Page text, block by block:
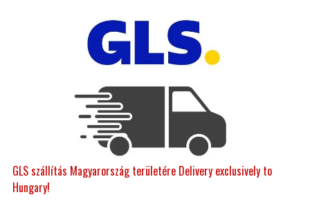
GLS szállítás Magyarország területére Delivery exclusively to
Hungary!